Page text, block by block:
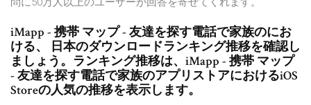
iMapp - 携帯 マップ - 友達を探す電話で家族のにお
ける、 日本のダウンロードランキング推移を確認し
ましょう。ランキング推移は、iMapp - 携帯 マップ
- 友達を探す電話で家族のアプリストアにおけるiOS
Storeの人気の推移を表示します。